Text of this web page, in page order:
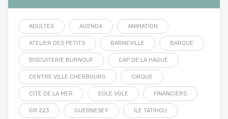
ADULTES AGENDA ANIMATION
ATELIER DES PETITS BARNEVILLE BARQUE
BISCUITERIE BURNOUF CAP DE LA HAGUE
CENTRE VILLE CHERBOURG CIRQUE
CITÉ DE LA MER EOLE VOLE FINANCIERS
GR 223 GUERNESEY ILE TATIHOU